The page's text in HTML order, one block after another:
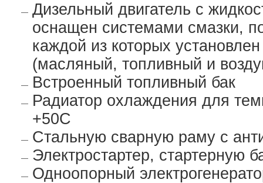
Дизельный двигатель с
оснащен системами смазки,
каждой из которых
(масляный, топливный и
Встроенный топливный бак
Радиатор охлаждения для
+50С
Стальную сварную раму с
Электростартер, стартерную
Одноопорный